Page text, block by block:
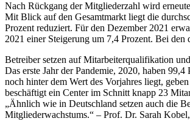
Nach Rückgang der Mitgliederzahl wird
Mit Blick auf den Gesamtmarkt liegt die
Prozent reduziert. Für den Dezember 2021
2021 einer Steigerung um 7,4 Prozent. Bei
Betreiber setzen auf Mitarbeiterqualifikation
Das erste Jahr der Pandemie, 2020, haben
noch hinter dem Wert des Vorjahres liegt,
beschäftigt ein Center im Schnitt knapp 23
„Ähnlich wie in Deutschland setzen auch die
Mitgliederwachstums.“ – Prof. Dr. Sarah